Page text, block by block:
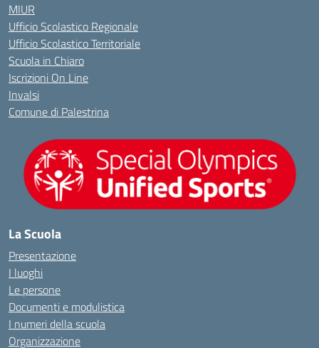
MIUR
Ufficio Scolastico Regionale
Ufficio Scolastico Territoriale
Scuola in Chiaro
Iscrizioni On Line
Invalsi
Comune di Palestrina
La Scuola
Presentazione
I luoghi
Le persone
Documenti e modulistica
I numeri della scuola
Organizzazione